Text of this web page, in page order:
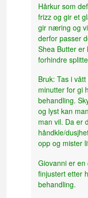
Hårkur som
frizz og gir et
gir næring og
derfor passer
Shea Butter er
forhindre
Bruk: Tas i
minutter for gi
behandling.
og lyst kan
man vil. Da er
håndkle/
opp og mister
Giovanni er
finjustert etter
behandling.